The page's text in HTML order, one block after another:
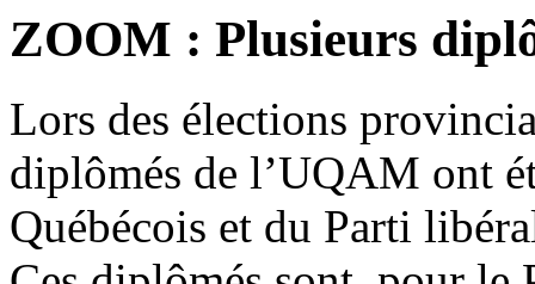
ZOOM : Plusieurs
Lors des élections
diplômés de l’UQAM ont
Québécois et du Parti